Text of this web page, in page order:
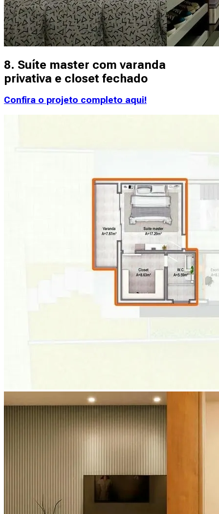
8. Suíte master com varanda
privativa e closet fechado
Confira o projeto completo aqui!